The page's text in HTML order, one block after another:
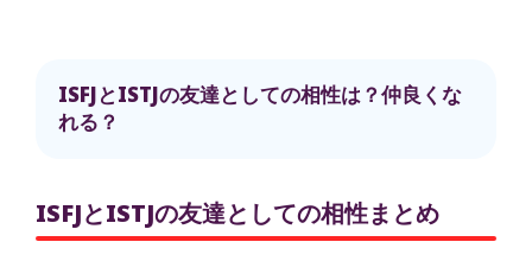
ISFJとISTJの友達としての相性は？仲良くな
れる？
ISFJとISTJの友達としての相性まとめ